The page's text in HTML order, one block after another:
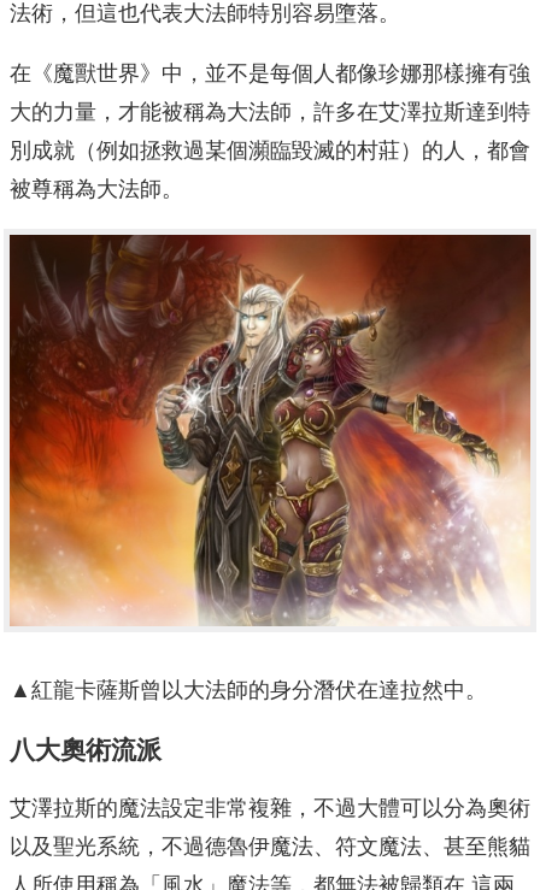
法術，但這也代表大法師特別容易墮落。
在《魔獸世界》中，並不是每個人都像珍娜那樣擁有強
大的力量，才能被稱為大法師，許多在艾澤拉斯達到特
別成就（例如拯救過某個瀕臨毀滅的村莊）的人，都會
被尊稱為大法師。
▲紅龍卡薩斯曾以大法師的身分潛伏在達拉然中。
八大奧術流派
艾澤拉斯的魔法設定非常複雜，不過大體可以分為奧術
以及聖光系統，不過德魯伊魔法、符文魔法、甚至熊貓